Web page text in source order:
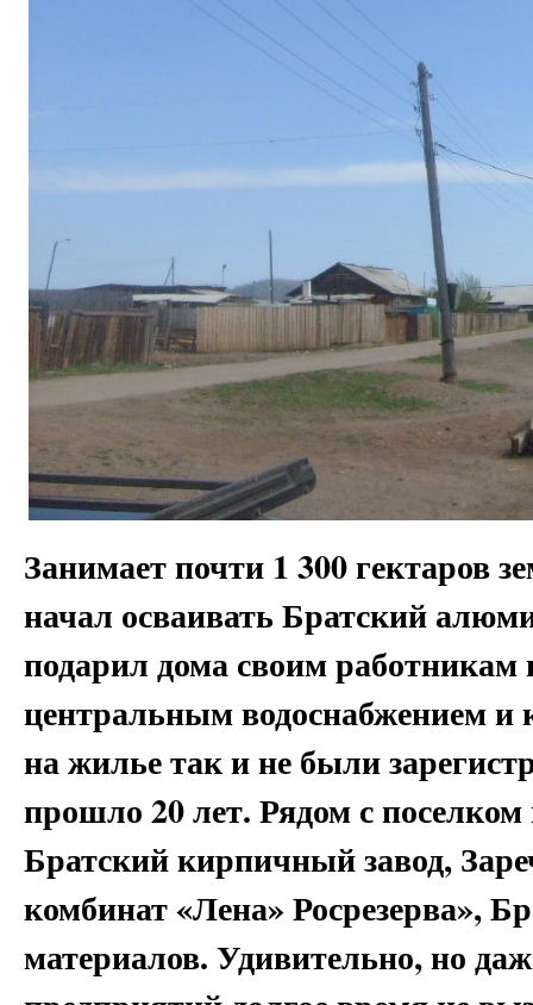
Занимает почти 1 300 гектаров
начал осваивать Братский
подарил дома своим работникам
центральным водоснабжением и
на жилье так и не были
прошло 20 лет. Рядом с
Братский кирпичный завод,
комбинат «Лена» Росрезерва»,
материалов. Удивительно, но